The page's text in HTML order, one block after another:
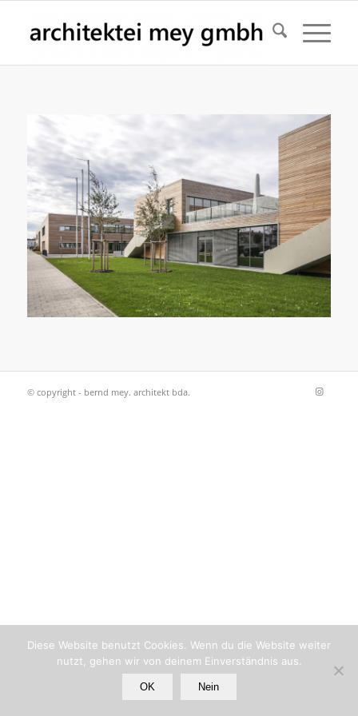
© copyright - bernd mey. architekt bda.
Diese Website benutzt Cookies. Wenn du die Website weiter
nutzt, gehen wir von deinem Einverständnis aus.
OK Nein